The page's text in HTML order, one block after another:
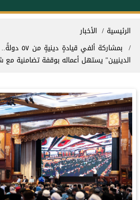
مسار التنقل
الرئيسية
الأخبار
بمشاركة
الدينيين" يستهل أعماله بوقفة تضامنية